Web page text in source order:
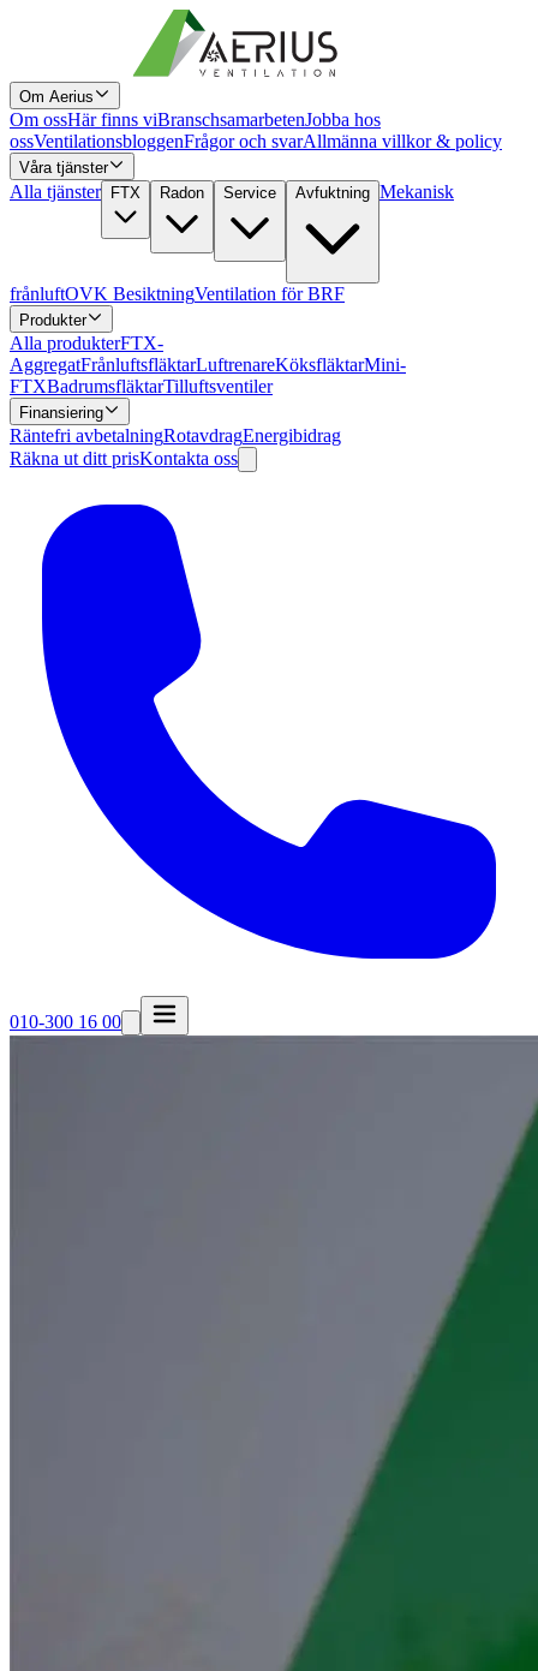
Om Aerius
Om ossHär finns viBranschsamarbetenJobba hos
ossVentilationsbloggenFrågor och svarAllmänna villkor & policy
Våra tjänster
Alla tjänster FTX Radon Service Avfuktning Mekanisk
frånluftOVK BesiktningVentilation för BRF
Produkter
Alla produkterFTX-
AggregatFrånluftsfläktarLuftrenareKöksfläktarMini-
FTXBadrumsfläktarTilluftsventiler
Finansiering
Räntefri avbetalningRotavdragEnergibidrag
Räkna ut ditt prisKontakta oss
010-300 16 00